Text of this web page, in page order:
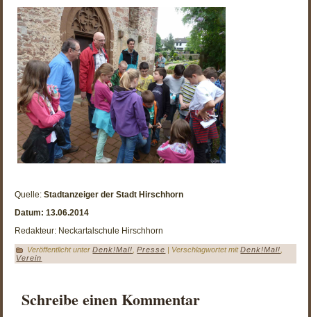
Quelle:Stadtanzeiger der Stadt Hirschhorn
Datum: 13.06.2014
Redakteur: Neckartalschule Hirschhorn
Veröffentlicht unter Denk!Mal!,Presse Verschlagwortet mit Denk!Mal!,
Verein
Schreibe einen Kommentar